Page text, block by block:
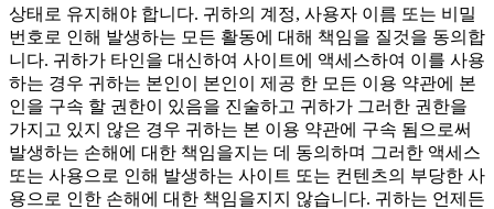
상태로 유지해야 합니다. 귀하의 계정, 사용자 이름 또는 비밀
번호로 인해 발생하는 모든 활동에 대해 책임을 질것을 동의합
니다. 귀하가 타인을 대신하여 사이트에 액세스하여 이를 사용
하는 경우 귀하는 본인이 본인이 제공 한 모든 이용 약관에 본
인을 구속 할 권한이 있음을 진술하고 귀하가 그러한 권한을
가지고 있지 않은 경우 귀하는 본 이용 약관에 구속 됨으로써
발생하는 손해에 대한 책임을지는 데 동의하며 그러한 액세스
또는 사용으로 인해 발생하는 사이트 또는 컨텐츠의 부당한 사
용으로 인한 손해에 대한 책임을지지 않습니다. 귀하는 언제든